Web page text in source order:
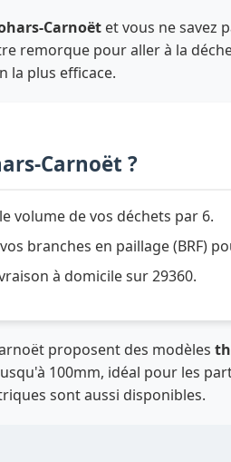
Carnoët et vous ne savez
remorque pour aller à la
la plus efficace.
Carnoët ?
volume de vos déchets par 6.
branches en paillage (BRF)
à domicile sur 29360.
proposent des modèles
100mm, idéal pour les
sont aussi disponibles.